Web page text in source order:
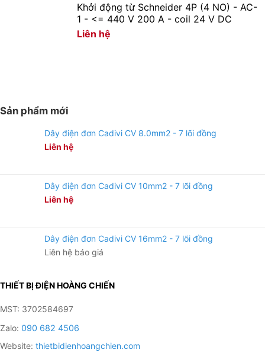
Khởi động từ Schneider 4P (4 NO) - AC-
1 - <= 440 V 200 A - coil 24 V DC
Liên hệ
Sản phẩm mới
Dây điện đơn Cadivi CV 8.0mm2 - 7 lõi đồng
Liên hệ
Dây điện đơn Cadivi CV 10mm2 - 7 lõi đồng
Liên hệ
Dây điện đơn Cadivi CV 16mm2 - 7 lõi đồng
Liên hệ báo giá
THIẾT BỊ ĐIỆN HOÀNG CHIẾN
MST: 3702584697
Zalo: 090 682 4506
Website: thietbidienhoangchien.com